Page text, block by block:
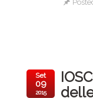
Set
09
2015